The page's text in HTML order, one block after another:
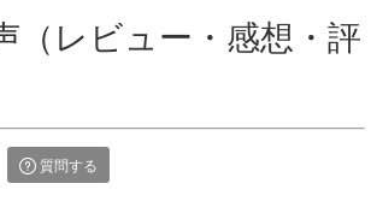
（レビュー・感想・評
質問する